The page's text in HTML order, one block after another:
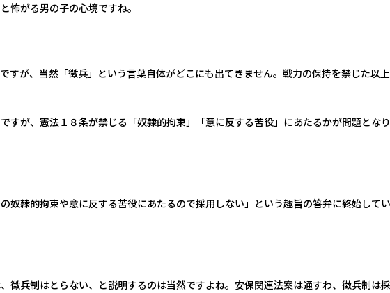
怖がる男の子の心境ですね。
すが、当然「徴兵」という言葉自体がどこにも出てきません。戦力の保持を禁じた以
すが、憲法１８条が禁じる「奴隷的拘束」「意に反する苦役」にあたるかが問題とな
奴隷的拘束や意に反する苦役にあたるので採用しない」という趣旨の答弁に終始して
徴兵制はとらない、と説明するのは当然ですよね。安保関連法案は通すわ、徴兵制は